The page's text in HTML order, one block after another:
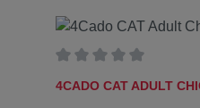
4CADO CAT ADULT